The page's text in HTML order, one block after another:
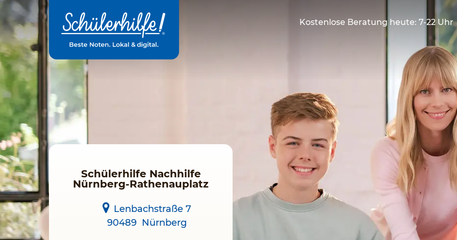
Zum
Hauptinhalt
Kostenlose Beratung heute: 7-22 Uhr
Schülerhilfe Nachhilfe
Nürnberg-Rathenauplatz
Lenbachstraße 7
90489 Nürnberg